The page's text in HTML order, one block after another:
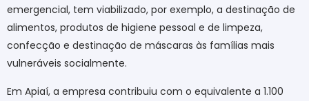
emergencial, tem viabilizado, por exemplo, a destinação de
alimentos, produtos de higiene pessoal e de limpeza,
confecção e destinação de máscaras às famílias mais
vulneráveis socialmente.
Em Apiaí, a empresa contribuiu com o equivalente a 1.100